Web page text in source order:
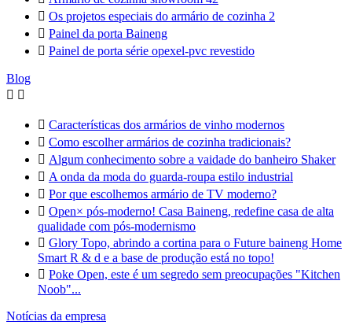
 Os projetos especiais do armário de cozinha 2
 Painel da porta Baineng
 Painel de porta série opexel-pvc revestido
Blog
 
 Características dos armários de vinho modernos
 Como escolher armários de cozinha tradicionais?
 Algum conhecimento sobre a vaidade do banheiro Shaker
 A onda da moda do guarda-roupa estilo industrial
 Por que escolhemos armário de TV moderno?
 Open× pós-moderno! Casa Baineng, redefine casa de alta
qualidade com pós-modernismo
 Glory Topo, abrindo a cortina para o Future baineng Home
Smart R & d e a base de produção está no topo!
 Poke Open, este é um segredo sem preocupações "Kitchen
Noob"...
Notícias da empresa